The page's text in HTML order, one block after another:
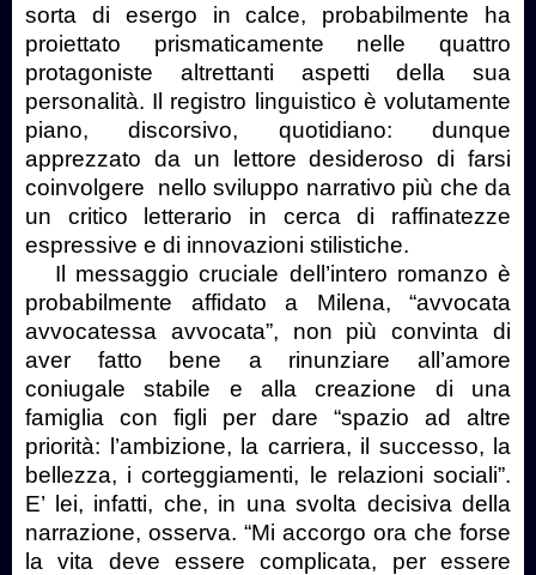
sorta di esergo in calce, probabilmente ha
proiettato prismaticamente nelle quattro
protagoniste altrettanti aspetti della sua
personalità. Il registro linguistico è volutamente
piano, discorsivo, quotidiano: dunque
apprezzato da un lettore desideroso di farsi
coinvolgere nello sviluppo narrativo più che da
un critico letterario in cerca di raffinatezze
espressive e di innovazioni stilistiche.
Il messaggio cruciale dell’intero romanzo è
probabilmente affidato a Milena, “avvocata
avvocatessa avvocata”, non più convinta di
aver fatto bene a rinunziare all’amore
coniugale stabile e alla creazione di una
famiglia con figli per dare “spazio ad altre
priorità: l’ambizione, la carriera, il successo, la
bellezza, i corteggiamenti, le relazioni sociali”.
E’ lei, infatti, che, in una svolta decisiva della
narrazione, osserva. “Mi accorgo ora che forse
la vita deve essere complicata, per essere